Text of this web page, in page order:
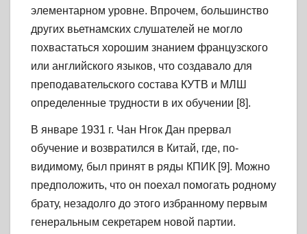
элементарном уровне. Впрочем, большинство
других вьетнамских слушателей не могло
похвастаться хорошим знанием французского
или английского языков, что создавало для
преподавательского состава КУТВ и МЛШ
определенные трудности в их обучении [8].
В январе 1931 г. Чан Нгок Дан прервал
обучение и возвратился в Китай, где, по-
видимому, был принят в ряды КПИК [9]. Можно
предположить, что он поехал помогать родному
брату, незадолго до этого избранному первым
генеральным секретарем новой партии.